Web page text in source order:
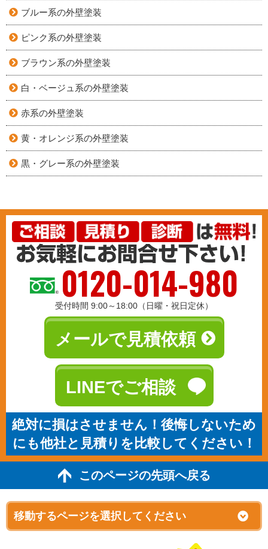
ブルー系の外壁塗装
ピンク系の外壁塗装
ブラウン系の外壁塗装
白・ベージュ系の外壁塗装
赤系の外壁塗装
黄・オレンジ系の外壁塗装
黒・グレー系の外壁塗装
0120-014-980
受付時間 9:00～18:00（日曜・祝日定休）
メールで見積依頼
LINEでご相談
絶対に損はさせません！後悔しないため
にも他社と見積りを比較してください！
このページの先頭へ戻る